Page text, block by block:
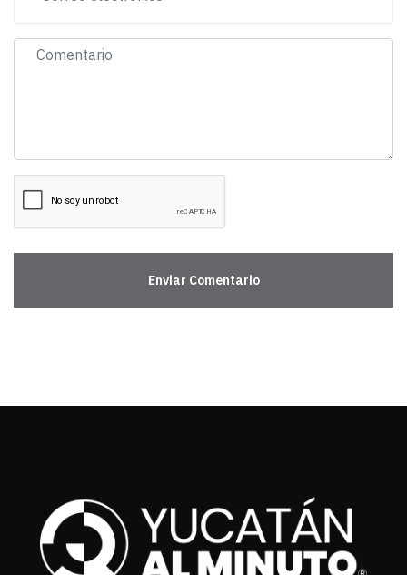
Enviar Comentario